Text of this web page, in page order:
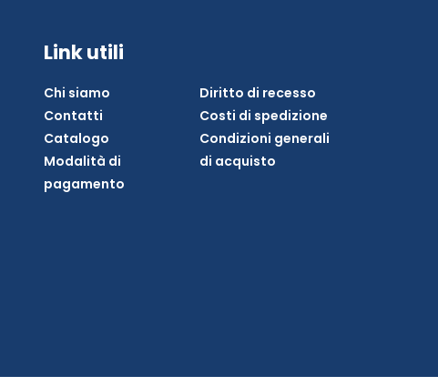
Link utili
Chi siamo
Contatti
Catalogo
Modalità di
pagamento
Diritto di recesso
Costi di spedizione
Condizioni generali
di acquisto